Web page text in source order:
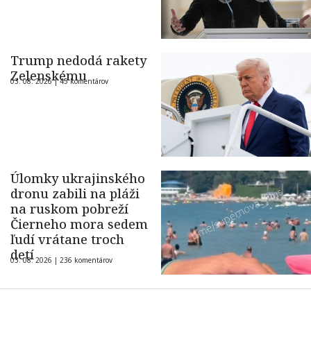
Trump nedodá rakety
Zelenskému
03. 08. 2026 |45 komentárov
Úlomky ukrajinského
dronu zabili na pláži
na ruskom pobreží
Čierneho mora sedem
ľudí vrátane troch
detí
03. 08. 2026 | 236 komentárov